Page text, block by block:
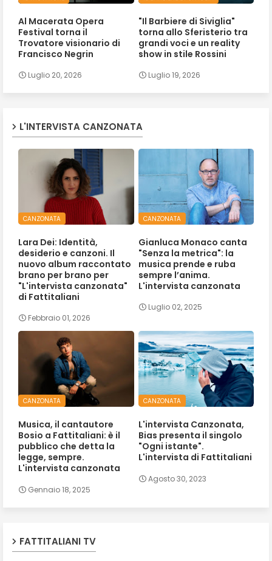
Al Macerata Opera
Festival torna il
Trovatore visionario di
Francisco Negrin
Luglio 20, 2026
"Il Barbiere di Siviglia"
torna allo Sferisterio tra
grandi voci e un reality
show in stile Rossini
Luglio 19, 2026
L'INTERVISTA CANZONATA
CANZONATA
Lara Dei: Identità,
desiderio e canzoni. Il
nuovo album raccontato
brano per brano per
"L'intervista canzonata"
di Fattitaliani
Febbraio 01, 2026
CANZONATA
Gianluca Monaco canta
"Senza la metrica": la
musica prende e ruba
sempre l’anima.
L'intervista canzonata
Luglio 02, 2025
CANZONATA
Musica, il cantautore
Bosio a Fattitaliani: è il
pubblico che detta la
legge, sempre.
L'intervista canzonata
Gennaio 18, 2025
CANZONATA
L'intervista Canzonata,
Bias presenta il singolo
"Ogni istante".
L'intervista di Fattitaliani
Agosto 30, 2023
FATTITALIANI TV